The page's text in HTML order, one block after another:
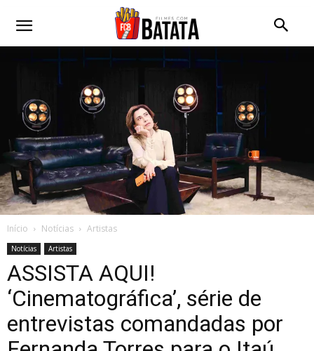
Início Notícias Artistas
Notícias Artistas
ASSISTA AQUI!
‘Cinematográfica’, série de
entrevistas comandadas por